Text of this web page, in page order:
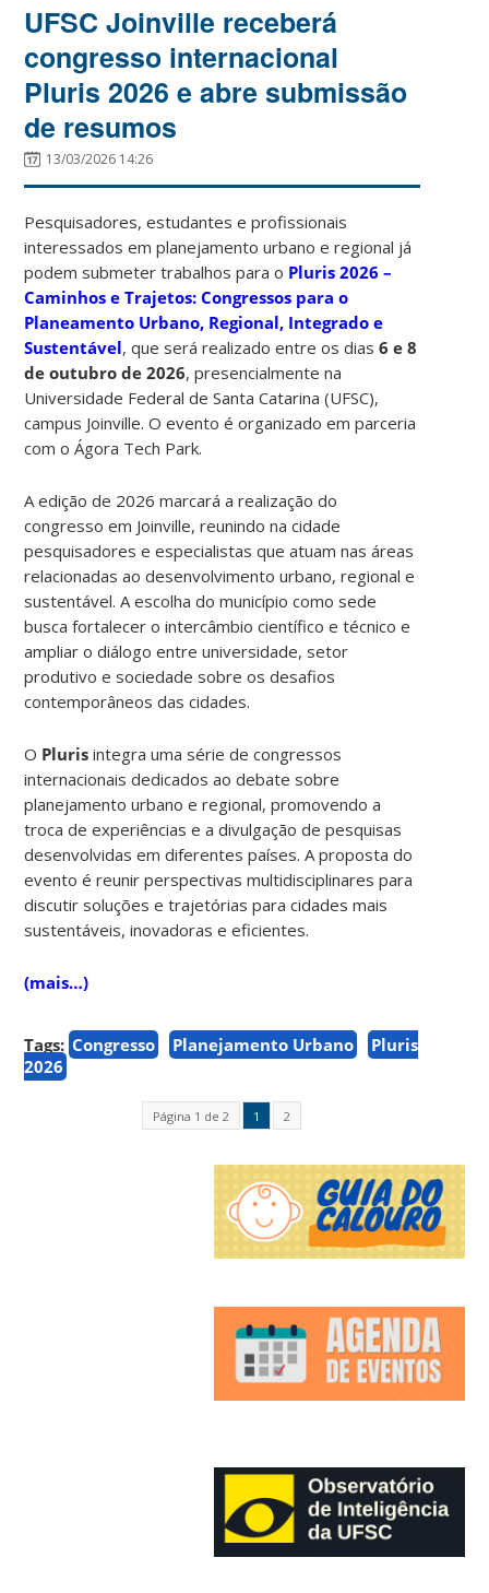
UFSC Joinville receberá
congresso internacional
Pluris 2026 e abre submissão
de resumos
13/03/2026 14:26
Pesquisadores, estudantes e profissionais
interessados em planejamento urbano e regional já
podem submeter trabalhos para o Pluris 2026 –
Caminhos e Trajetos: Congressos para o
Planeamento Urbano, Regional, Integrado e
Sustentável, que será realizado entre os dias6 e 8
de outubro de 2026, presencialmente na
Universidade Federal de Santa Catarina (UFSC),
campus Joinville. O evento é organizado em parceria
com oÁgora Tech Park.
A edição de 2026 marcará a realização do
congresso em Joinville, reunindo na cidade
pesquisadores e especialistas que atuam nas áreas
relacionadas ao desenvolvimento urbano, regional e
sustentável. A escolha do município como sede
busca fortalecer o intercâmbio científico e técnico e
ampliar o diálogo entre universidade, setor
produtivo e sociedade sobre os desafios
contemporâneos das cidades.
O Pluris integra uma série de congressos
internacionais dedicados ao debate sobre
planejamento urbano e regional, promovendo a
troca de experiências e a divulgação de pesquisas
desenvolvidas em diferentes países. A proposta do
evento é reunir perspectivas multidisciplinares para
discutir soluções e trajetórias para cidades mais
sustentáveis, inovadoras e eficientes.
(mais…)
Tags: Congresso Planejamento Urbano
Pluris
2026
Página 1 de 2 1 2